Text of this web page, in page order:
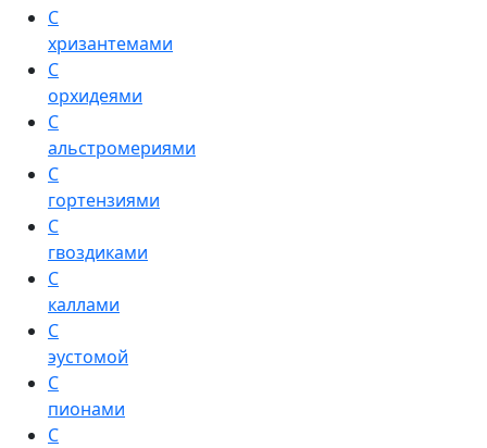
С
хризантемами
С
орхидеями
С
альстромериями
С
гортензиями
С
гвоздиками
С
каллами
С
эустомой
С
пионами
С